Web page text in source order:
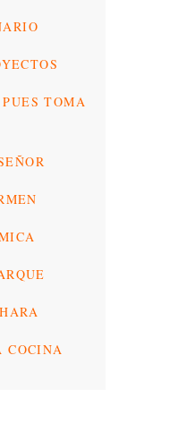
TOMA
COCINA